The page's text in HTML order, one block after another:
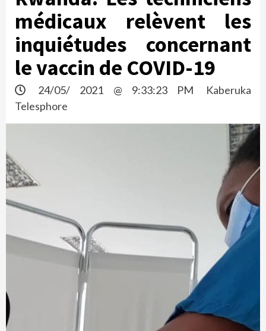
médicaux relèvent les
inquiétudes concernant
le vaccin de COVID-19
24/05/ 2021 @ 9:33:23 PM
Kaberuka
Telesphore